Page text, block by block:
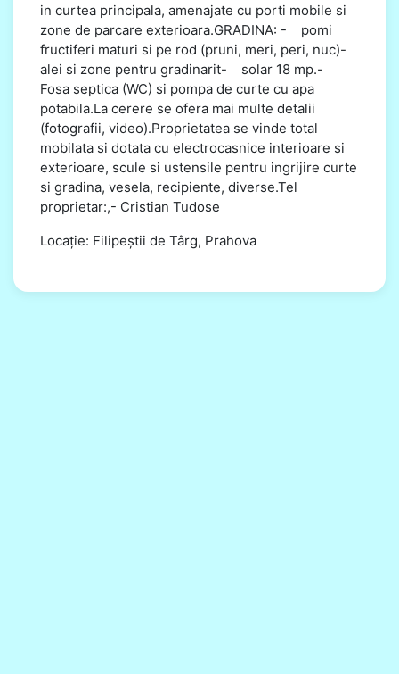
in curtea principala, amenajate cu porti mobile si
zone de parcare exterioara.GRADINA: - pomi
fructiferi maturi si pe rod (pruni, meri, peri, nuc)-
alei si zone pentru gradinarit- solar 18 mp.-
Fosa septica (WC) si pompa de curte cu apa
potabila.La cerere se ofera mai multe detalii
(fotografii, video).Proprietatea se vinde total
mobilata si dotata cu electrocasnice interioare si
exterioare, scule si ustensile pentru ingrijire curte
si gradina, vesela, recipiente, diverse.Tel
proprietar:,- Cristian Tudose
Locație: Filipeștii de Târg, Prahova